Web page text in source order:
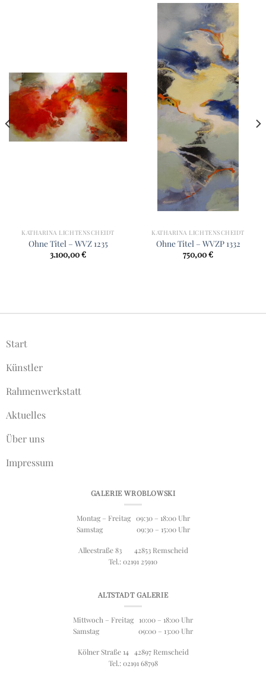
KATHARINA LICHTENSCHEIDT
Ohne Titel – WVZ 1235
3.100,00€
KATHARINA LICHTENSCHEIDT
Ohne Titel – WVZP 1332
750,00€
Start
Künstler
Rahmenwerkstatt
Aktuelles
Über uns
Impressum
GALERIE WROBLOWSKI
Montag – Freitag 09:30 – 18:00 Uhr
Samstag 09:30 – 15:00 Uhr
Alleestraße 83 42853 Remscheid
Tel.: 02191 25910
ALTSTADT GALERIE
Mittwoch – Freitag 10:00 – 18:00 Uhr
Samstag 09:00 – 13:00 Uhr
Kölner Straße 14 42897 Remscheid
Tel.: 02191 68798